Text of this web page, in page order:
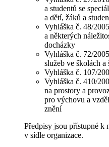
a studentů se
a dětí, žáků a
Vyhláška č. 48/
a některých
docházky
Vyhláška č. 72/
služeb ve školách
Vyhláška č. 107/
Vyhláška č. 410/
na prostory a
pro výchovu a
znění
Předpisy jsou přístupné k
v sídle organizace.